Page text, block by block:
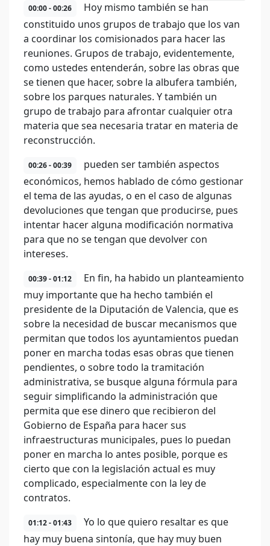
00:00 - 00:26
Hoy mismo también se han
constituido unos grupos de trabajo que los van
a coordinar los comisionados para hacer las
reuniones. Grupos de trabajo, evidentemente,
como ustedes entenderán, sobre las obras que
se tienen que hacer, sobre la albufera también,
sobre los parques naturales. Y también un
grupo de trabajo para afrontar cualquier otra
materia que sea necesaria tratar en materia de
reconstrucción.
00:26 - 00:39
pueden ser también aspectos
económicos, hemos hablado de cómo gestionar
el tema de las ayudas, o en el caso de algunas
devoluciones que tengan que producirse, pues
intentar hacer alguna modificación normativa
para que no se tengan que devolver con
intereses.
00:39 - 01:12
En fin, ha habido un planteamiento
muy importante que ha hecho también el
presidente de la Diputación de Valencia, que es
sobre la necesidad de buscar mecanismos que
permitan que todos los ayuntamientos puedan
poner en marcha todas esas obras que tienen
pendientes, o sobre todo la tramitación
administrativa, se busque alguna fórmula para
seguir simplificando la administración que
permita que ese dinero que recibieron del
Gobierno de España para hacer sus
infraestructuras municipales, pues lo puedan
poner en marcha lo antes posible, porque es
cierto que con la legislación actual es muy
complicado, especialmente con la ley de
contratos.
01:12 - 01:43
Yo lo que quiero resaltar es que
hay muy buena sintonía, que hay muy buen